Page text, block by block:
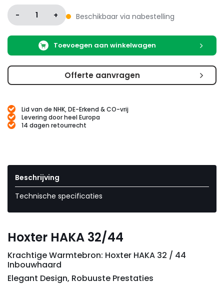
- 1 + Beschikbaar via nabestelling
Toevoegen aan winkelwagen
Offerte aanvragen
Lid van de NHK, DE-Erkend & CO-vrij
Levering door heel Europa
14 dagen retourrecht
Beschrijving
Technische specificaties
Hoxter HAKA 32/44
Krachtige Warmtebron: Hoxter HAKA 32 / 44
Inbouwhaard
Elegant Design, Robuuste Prestaties